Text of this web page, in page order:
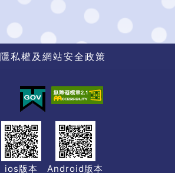
隱私權及網站安全政策
ios版本 Android版本